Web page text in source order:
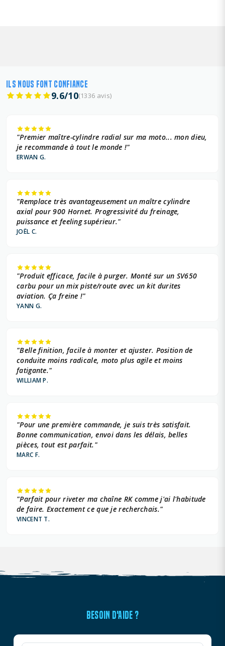
ILS NOUS FONT CONFIANCE
9.6/10(1336 avis)
"Premier maître-cylindre radial sur ma moto... mon dieu,
je recommande à tout le monde !"
ERWAN G.
"Remplace très avantageusement un maître cylindre
axial pour 900 Hornet. Progressivité du freinage,
puissance et feeling supérieur."
JOËL C.
"Produit efficace, facile à purger. Monté sur un SV650
carbu pour un mix piste/route avec un kit durites
aviation. Ça freine !"
YANN G.
"Belle finition, facile à monter et ajuster. Position de
conduite moins radicale, moto plus agile et moins
fatigante."
WILLIAM P.
"Pour une première commande, je suis très satisfait.
Bonne communication, envoi dans les délais, belles
pièces, tout est parfait."
MARC F.
"Parfait pour riveter ma chaîne RK comme j'ai l'habitude
de faire. Exactement ce que je recherchais."
VINCENT T.
BESOIN D'AIDE ?